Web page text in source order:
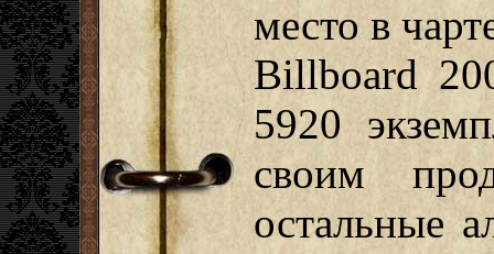
место в
Billboard
5920
своим
остальные